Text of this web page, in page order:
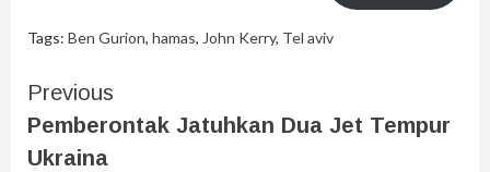
Tags: Ben Gurion, hamas, John Kerry, Tel aviv
Previous
Pemberontak Jatuhkan Dua Jet Tempur
Ukraina